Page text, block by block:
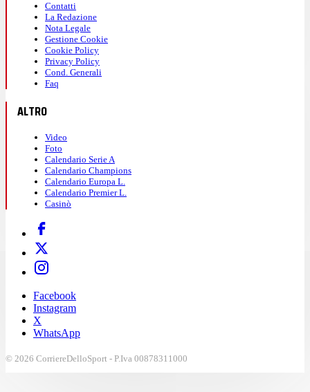
Contatti
La Redazione
Nota Legale
Gestione Cookie
Cookie Policy
Privacy Policy
Cond. Generali
Faq
ALTRO
Video
Foto
Calendario Serie A
Calendario Champions
Calendario Europa L.
Calendario Premier L.
Casinò
Facebook
Instagram
X
WhatsApp
© 2026 CorriereDelloSport - P.Iva 00878311000